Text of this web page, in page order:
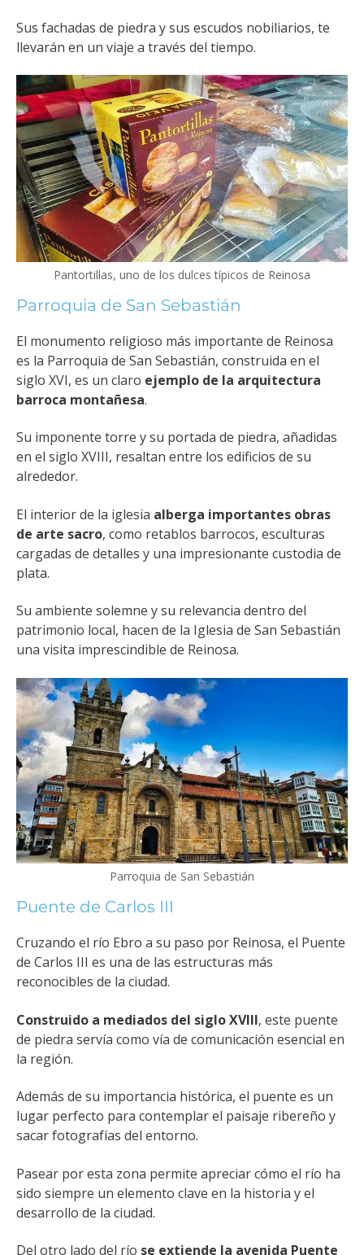
Sus fachadas de piedra y sus escudos nobiliarios, te
llevarán en un viaje a través del tiempo.
Pantortillas, uno de los dulces típicos de Reinosa
Parroquia de San Sebastián
El monumento religioso más importante de Reinosa
es la Parroquia de San Sebastián, construida en el
siglo XVI, es un claro ejemplo de la arquitectura
barroca montañesa.
Su imponente torre y su portada de piedra, añadidas
en el siglo XVIII, resaltan entre los edificios de su
alrededor.
El interior de la iglesia alberga importantes obras
de arte sacro, como retablos barrocos, esculturas
cargadas de detalles y una impresionante custodia de
plata.
Su ambiente solemne y su relevancia dentro del
patrimonio local, hacen de la Iglesia de San Sebastián
una visita imprescindible de Reinosa.
Parroquia de San Sebastián
Puente de Carlos III
Cruzando el río Ebro a su paso por Reinosa, el Puente
de Carlos III es una de las estructuras más
reconocibles de la ciudad.
Construido a mediados del siglo XVIII, este puente
de piedra servía como vía de comunicación esencial en
la región.
Además de su importancia histórica, el puente es un
lugar perfecto para contemplar el paisaje ribereño y
sacar fotografías del entorno.
Pasear por esta zona permite apreciar cómo el río ha
sido siempre un elemento clave en la historia y el
desarrollo de la ciudad.
Del otro lado del río se extiende la avenida Puente